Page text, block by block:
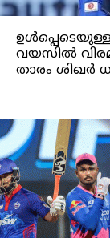
ഉൾപ്പെടെയുള്ള
വയസിൽ
താരം ശിഖര്‍